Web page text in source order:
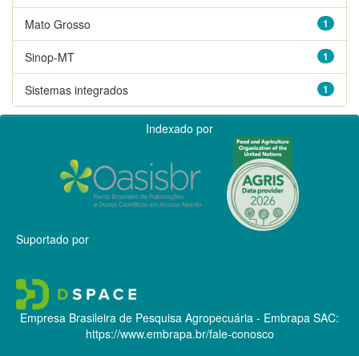
1
Mato Grosso
1
Sinop-MT
1
Sistemas integrados
Indexado por
Suportado por
Empresa Brasileira de Pesquisa Agropecuária - Embrapa SAC:
https://www.embrapa.br/fale-conosco